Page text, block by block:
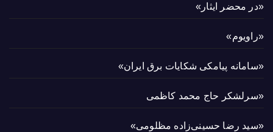
«در محضر ایثار»
«راویوم»
«سامانه پیامکی شکایات برق ایران»
«سرلشکر حاج محمد کاظمی
«سید رضا حسینی‌زاده مظلومی»